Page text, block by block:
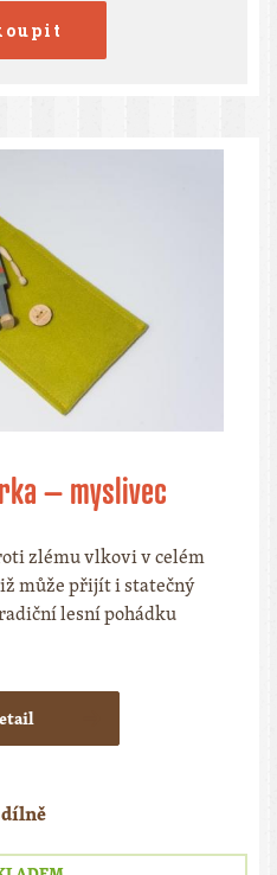
– myslivec
zlému vlkovi v celém
může přijít i statečný
lesní pohádku